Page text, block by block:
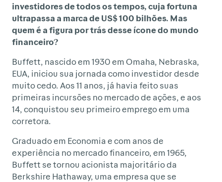
investidores de todos os tempos, cuja fortuna
ultrapassa a marca de US$ 100 bilhões. Mas
quem é a figura por trás desse ícone do mundo
financeiro?
Buffett, nascido em 1930 em Omaha, Nebraska,
EUA, iniciou sua jornada como investidor desde
muito cedo. Aos 11 anos, já havia feito suas
primeiras incursões no mercado de ações, e aos
14, conquistou seu primeiro emprego em uma
corretora.
Graduado em Economia e com anos de
experiência no mercado financeiro, em 1965,
Buffett se tornou acionista majoritário da
Berkshire Hathaway, uma empresa que se